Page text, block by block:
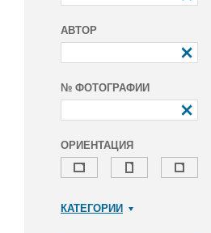
АВТОР
№ ФОТОГРАФИИ
ОРИЕНТАЦИЯ
КАТЕГОРИИ